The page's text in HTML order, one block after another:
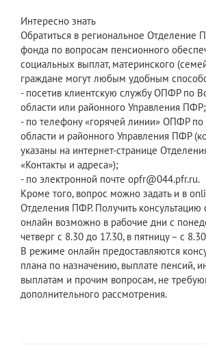
Интересно знать
Обратиться в региональное Отделение
фонда по вопросам пенсионного
социальных выплат, материнского
граждане могут любым удобным
- посетив клиентскую службу ОПФР по
области или районного Управления ПФР;
- по телефону «горячей линии» ОПФР по
области и районного Управления ПФР
указаны на интернет-странице
«Контакты и адреса»);
- по электронной почте opfr@044.pfr.ru.
Кроме того, вопрос можно задать и в
Отделения ПФР. Получить консультацию
онлайн возможно в рабочие дни с
четверг с 8.30 до 17.30, в пятницу – с
В режиме онлайн предоставляются
плана по назначению, выплате пенсий,
выплатам и прочим вопросам, не
дополнительного рассмотрения.